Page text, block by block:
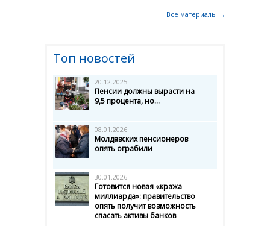
Все материалы →
Топ новостей
20.12.2025
Пенсии должны вырасти на
9,5 процента, но...
08.01.2026
Молдавских пенсионеров
опять ограбили
30.01.2026
Готовится новая «кража
миллиарда»: правительство
опять получит возможность
спасать активы банков